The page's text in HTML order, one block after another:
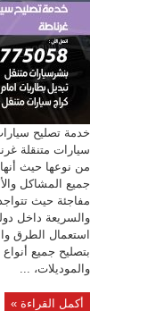
خدمة تصليح
سيارات متنقلة
من نوعها حيث
جميع المشاكل
مفاجئة حيث
والسريعة داخل
استعمال الطرق
بتصليح جميع
والموديلات، ...
أكمل القراءة »